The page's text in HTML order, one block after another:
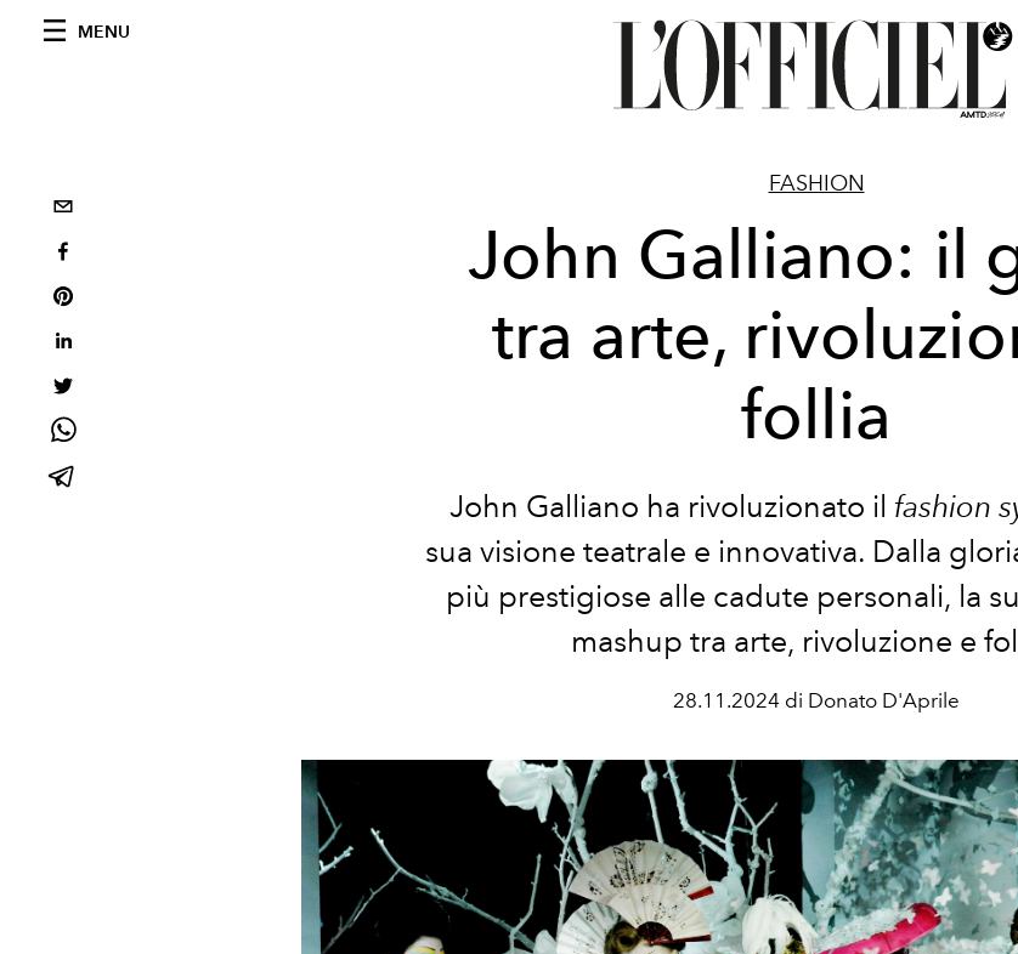
MENU
FASHION
John Galliano: il
tra arte,
follia
John Galliano ha rivoluzionato il fashion
sua visione teatrale e innovativa. Dalla
più prestigiose alle cadute personali, la
mashup tra arte, rivoluzione e
28.11.2024 di Donato D'Aprile